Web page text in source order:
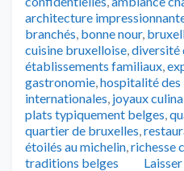
architecture
branchés, bonne nour,
cuisine bruxelloise,diversité
établissements familiaux,
gastronomie,hospitalité
internationales, joyaux
plats typiquement belges,
quartier de bruxelles,
étoilés au michelin,richesse
traditions belges